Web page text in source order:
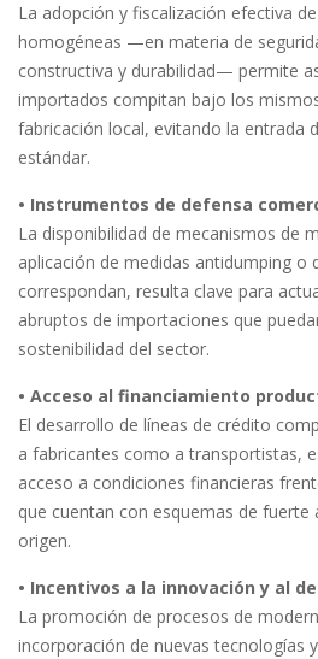
La adopción y fiscalización efectiva
homogéneas —en materia de
constructiva y durabilidad— permite
importados compitan bajo los
fabricación local, evitando la entrada
estándar.
• Instrumentos de defensa
La disponibilidad de mecanismos de
aplicación de medidas antidumping o
correspondan, resulta clave para
abruptos de importaciones que
sostenibilidad del sector.
• Acceso al financiamiento
El desarrollo de líneas de crédito
a fabricantes como a transportistas,
acceso a condiciones financieras
que cuentan con esquemas de fuerte
origen.
• Incentivos a la innovación y al
La promoción de procesos de
incorporación de nuevas tecnologías